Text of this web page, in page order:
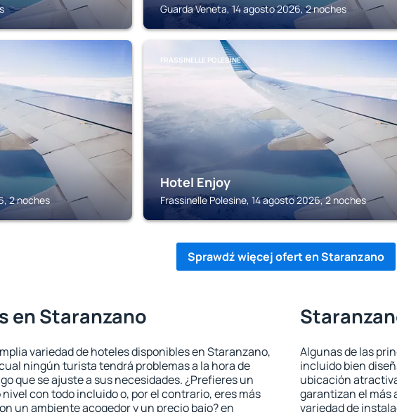
Guarda Veneta, 14 agosto 2026, 2 noches
2 noches
FRASSINELLE POLESINE
Hotel Enjoy
Frassinelle Polesine, 14 agosto 2026, 2 noches
Sprawdź więcej ofert en Staranzano
en Staranzano
variedad de hoteles disponibles en Staranzano,
ningún turista tendrá problemas a la hora de
que se ajuste a sus necesidades. ¿Prefieres un
con todo incluido o, por el contrario, eres más
un ambiente acogedor y un precio bajo? en
Algunas de las
incluido bien
ubicación
garantizan el más
variedad de